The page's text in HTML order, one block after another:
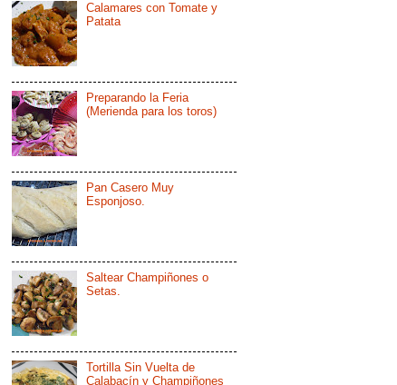
Calamares con Tomate y
Patata
Preparando la Feria
(Merienda para los toros)
Pan Casero Muy
Esponjoso.
Saltear Champiñones o
Setas.
Tortilla Sin Vuelta de
Calabacín y Champiñones